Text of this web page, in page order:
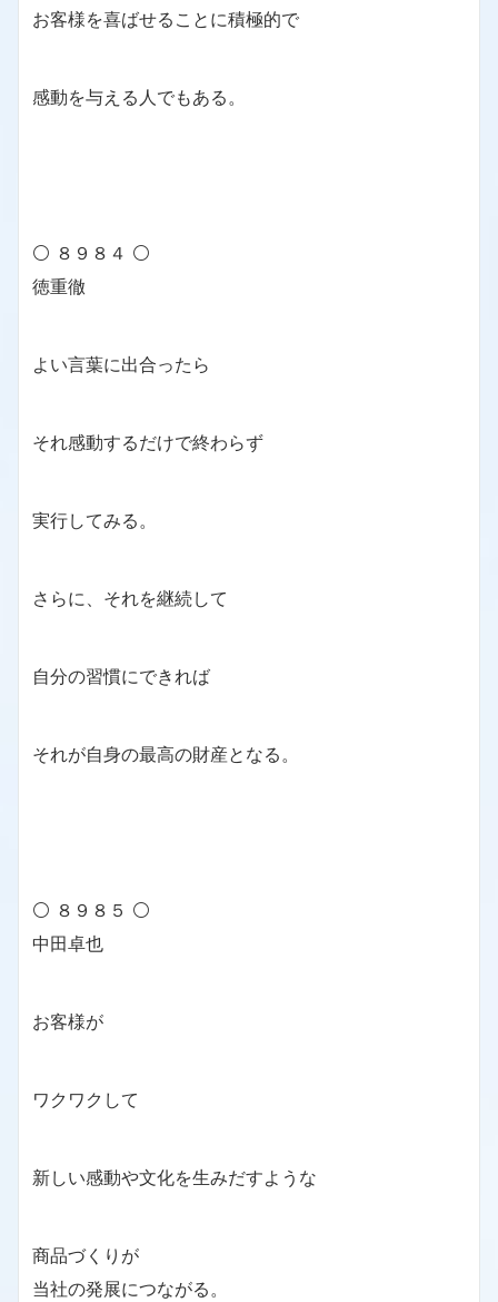
お客様を喜ばせることに積極的で
感動を与える人でもある。
⚪ ８９８４ ⚪
徳重徹
よい言葉に出合ったら
それ感動するだけで終わらず
実行してみる。
さらに、それを継続して
自分の習慣にできれば
それが自身の最高の財産となる。
⚪ ８９８５ ⚪
中田卓也
お客様が
ワクワクして
新しい感動や文化を生みだすような
商品づくりが
当社の発展につながる。